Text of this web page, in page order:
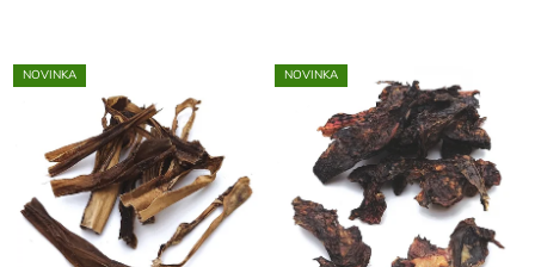
NOVINKA NOVINKA